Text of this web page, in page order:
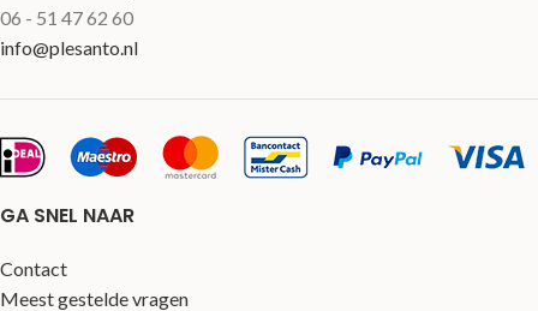
06 - 51 47 62 60
info@plesanto.nl
GA SNEL NAAR
Contact
Meest gestelde vragen